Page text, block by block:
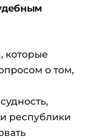
которые
о том,
республики